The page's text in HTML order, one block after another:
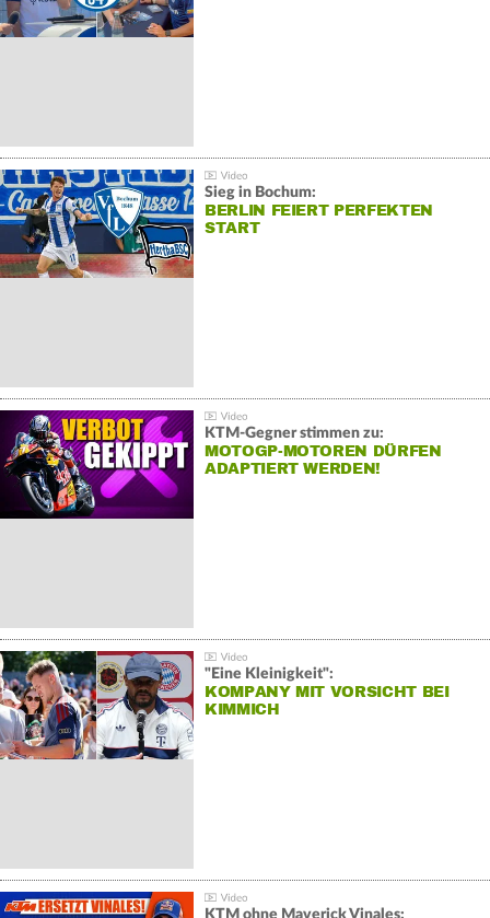
Sieg in Bochum:
BERLIN FEIERT PERFEKTEN
START
KTM-Gegner stimmen zu:
MOTOGP-MOTOREN DÜRFEN
ADAPTIERT WERDEN!
"Eine Kleinigkeit":
KOMPANY MIT VORSICHT BEI
KIMMICH